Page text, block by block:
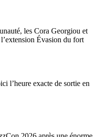
les Cora Georgiou et
Évasion du fort
l’heure exacte de sortie en